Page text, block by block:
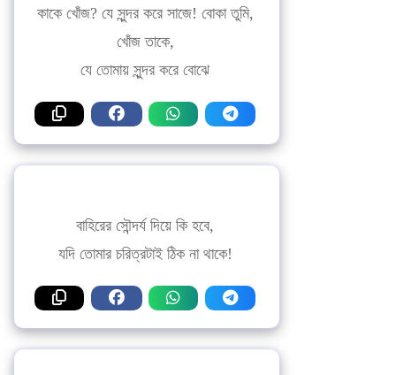
কাকে খোঁজ? যে সুন্দর করে সাজে! বোকা তুমি,
খোঁজ তাকে,
যে তোমায় সুন্দর করে বোঝে
বাহিরের সৌন্দর্য দিয়ে কি হবে,
যদি তোমার চরিত্রটাই ঠিক না থাকে!